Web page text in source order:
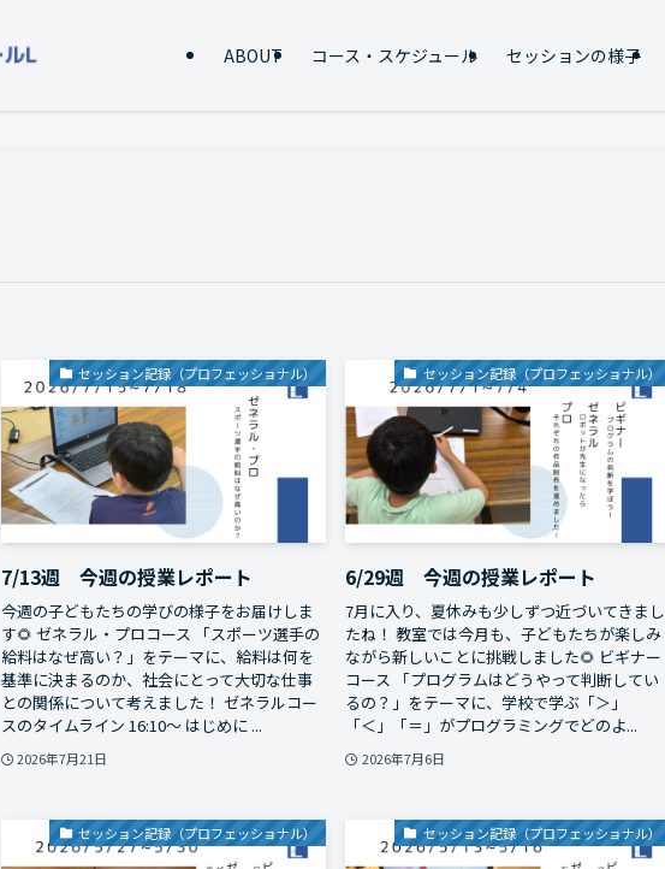
ABOUT コース・スケジュール セッションの様子
セッション記録（プロフェッショナル）
7/13週 今週の授業レポート
今週の子どもたちの学びの様子をお届けしま
す🌻 ゼネラル・プロコース 「スポーツ選手の
給料はなぜ高い？」をテーマに、給料は何を
基準に決まるのか、社会にとって大切な仕事
との関係について考えました！ ゼネラルコー
スのタイムライン 16:10～ はじめに ...
2026年7月21日
セッション記録（プロフェッショナル）
6/29週 今週の授業レポート
7月に入り、夏休みも少しずつ近づいてきまし
たね！ 教室では今月も、子どもたちが楽しみ
ながら新しいことに挑戦しました🌻 ビギナー
コース 「プログラムはどうやって判断してい
るの？」をテーマに、学校で学ぶ「＞」
「＜」「＝」がプログラミングでどのよ...
2026年7月6日
セッション記録（プロフェッショナル） セッション記録（プロフェッショナル）